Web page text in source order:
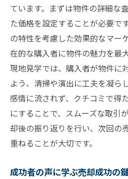
ています。まずは物件の詳細な
た価格を設定することが必要で
の特性を考慮した効果的なマー
在的な購入者に物件の魅力を最
現地見学では、購入者が物件に
よう、清掃や演出に工夫を凝ら
感情に流されず、クチコミで得
にすることで、スムーズな取引
却後の振り返りを行い、次回の
重ねることが大切です。
成功者の声に学ぶ売却成功の